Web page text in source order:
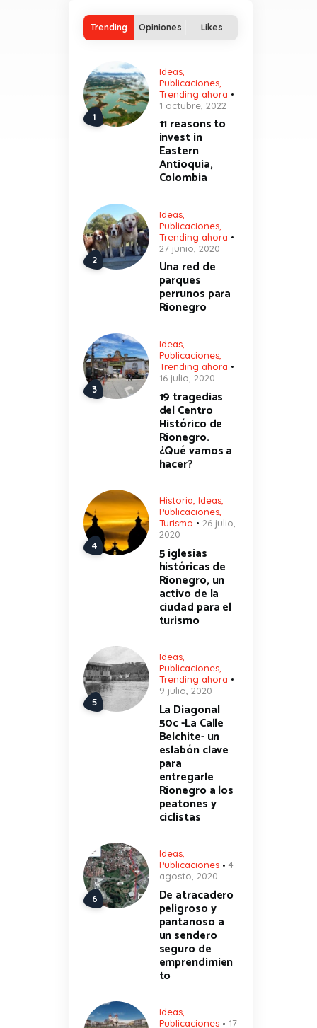
Trending Opiniones Likes
Ideas,
Publicaciones,
Trending ahora
1 octubre, 2022
11 reasons to
invest in
Eastern
Antioquia,
Colombia
Ideas,
Publicaciones,
Trending ahora
27 junio, 2020
Una red de
parques
perrunos para
Rionegro
Ideas,
Publicaciones,
Trending ahora
16 julio, 2020
19 tragedias
del Centro
Histórico de
Rionegro.
¿Qué vamos a
hacer?
Historia Ideas,
Publicaciones,
Turismo
26 julio,
2020
5 iglesias
históricas de
Rionegro, un
activo de la
ciudad para el
turismo
Ideas,
Publicaciones,
Trending ahora
9 julio, 2020
La Diagonal
50c -La Calle
Belchite- un
eslabón clave
para
entregarle
Rionegro a los
peatones y
ciclistas
Ideas,
Publicaciones
4
agosto, 2020
De atracadero
peligroso y
pantanoso a
un sendero
seguro de
emprendimien
to
Ideas,
Publicaciones
17